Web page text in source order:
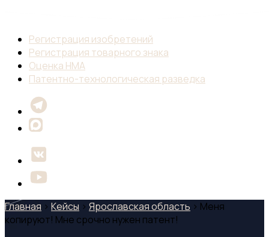
Регистрация изобретений
Регистрация товарного знака
Оценка НМА
Патентно-технологическая разведка
Главная › Кейсы › Ярославская область › Меня
копируют! Мне срочно нужен патент!